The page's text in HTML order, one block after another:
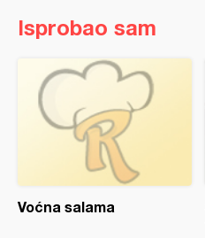
Isprobao sam
Voćna salama